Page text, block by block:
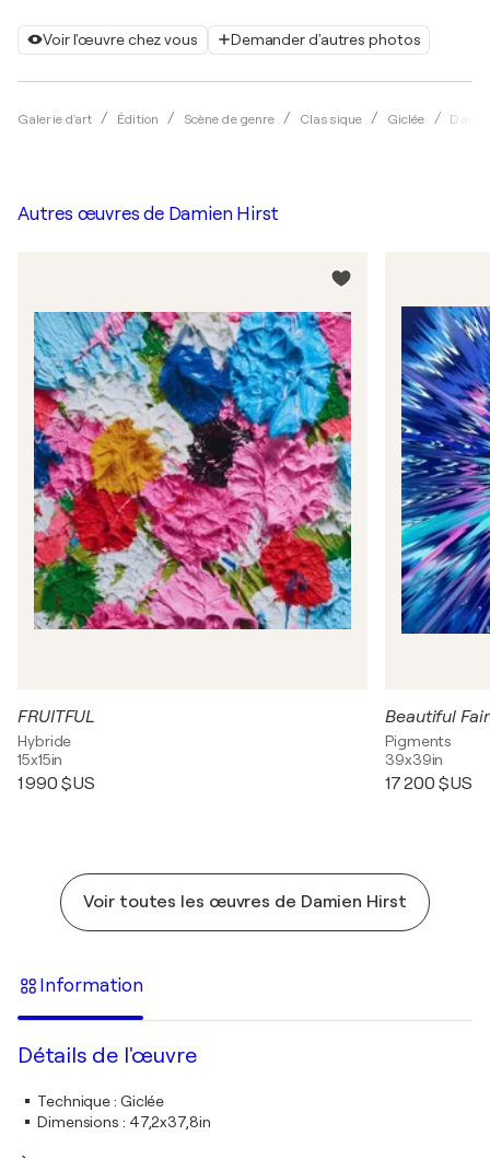
Voir l'œuvre chez vous Demander d'autres photos
Galerie d'art Édition Scène de genre Classique Giclée
Autres œuvres de Damien Hirst
FRUITFUL
Hybride
15x15in
1 990 $US
Pigments
39x39in
17 200 $US
Voir toutes les œuvres de Damien Hirst
Information
Détails de l'œuvre
Technique: Giclée
Dimensions : 47,2x37,8in